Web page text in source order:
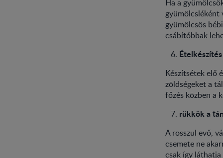
Ha a
gyümölcsös
csábítóbbak
Készítsétek elő
zöldségeket a
főzés közben a
rükkök a
A rosszul evő,
csemete ne
csak így láthatja